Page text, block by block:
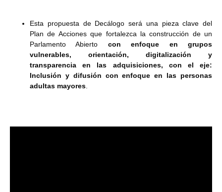
Esta propuesta de Decálogo será una pieza clave del
Plan de Acciones que fortalezca la construcción de un
Parlamento Abierto con enfoque en grupos
vulnerables, orientación, digitalización y
transparencia en las adquisiciones, con el eje:
Inclusión y difusión con enfoque en las personas
adultas mayores